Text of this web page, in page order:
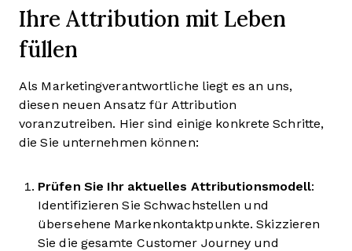
Ihre Attribution mit Leben
füllen
Als Marketingverantwortliche liegt es an uns,
diesen neuen Ansatz für Attribution
voranzutreiben. Hier sind einige konkrete Schritte,
die Sie unternehmen können:
Prüfen Sie Ihr aktuelles Attributionsmodell:
Identifizieren Sie Schwachstellen und
übersehene Markenkontaktpunkte. Skizzieren
Sie die gesamte Customer Journey und